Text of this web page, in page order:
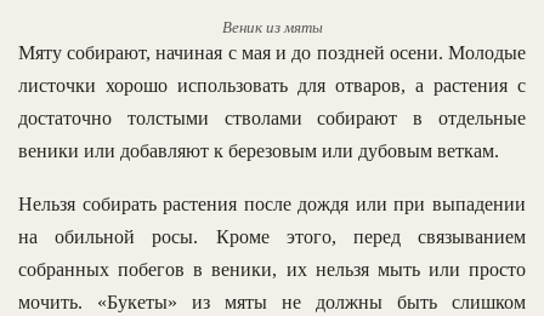
Веник из мяты
Мяту собирают, начиная с мая и до поздней осени. Молодые
листочки хорошо использовать для отваров, а растения с
достаточно толстыми стволами собирают в отдельные
веники или добавляют к березовым или дубовым веткам.
Нельзя собирать растения после дождя или при выпадении
на обильной росы. Кроме этого, перед связыванием
собранных побегов в веники, их нельзя мыть или просто
мочить. «Букеты» из мяты не должны быть слишком